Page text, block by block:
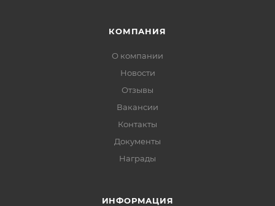
КОМПАНИЯ
О компании
Новости
Отзывы
Вакансии
Контакты
Документы
Награды
ИНФОРМАЦИЯ